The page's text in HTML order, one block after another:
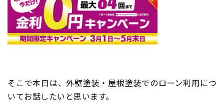
そこで本日は、外壁塗装・屋根塗装でのローン利用につ
いてお話したいと思います。